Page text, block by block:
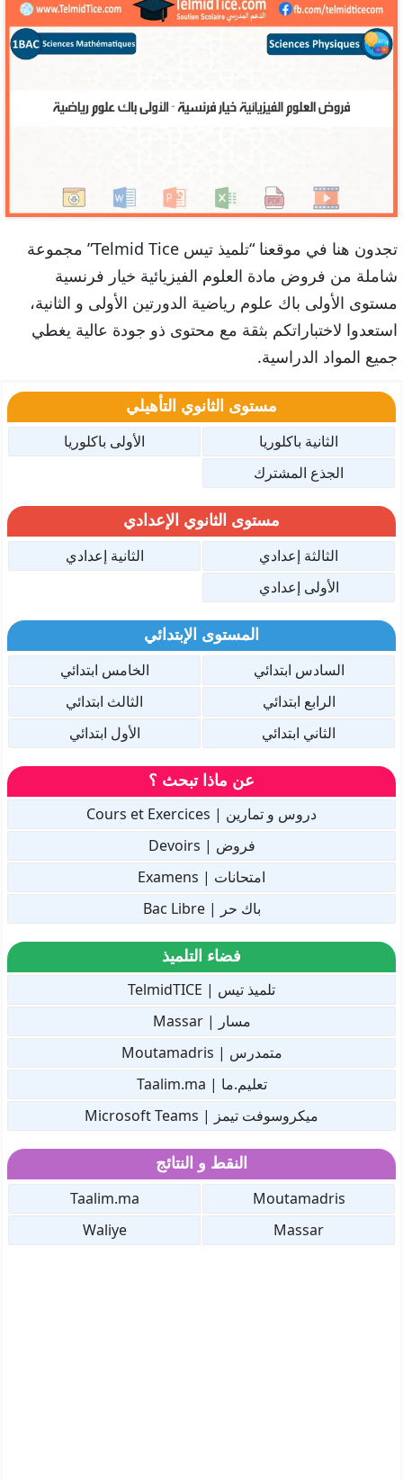
تجدون هنا في موقعنا “تلميذ تيس Telmid Tice” مجموعة
شاملة من فروض مادة العلوم الفيزيائية خيار فرنسية
مستوى الأولى باك علوم رياضية الدورتين الأولى و الثانية،
استعدوا لاختباراتكم بثقة مع محتوى ذو جودة عالية يغطي
جميع المواد الدراسية.
مستوى الثانوي التأهيلي
الثانية باكلوريا
الأولى باكلوريا
الجذع المشترك
مستوى الثانوي الإعدادي
الثالثة إعدادي
الثانية إعدادي
الأولى إعدادي
المستوى الإبتدائي
السادس ابتدائي
الخامس ابتدائي
الرابع ابتدائي
الثالث ابتدائي
الثاني ابتدائي
الأول ابتدائي
عن ماذا تبحث ؟
دروس و تمارين | Cours et Exercices
فروض | Devoirs
امتحانات | Examens
باك حر | Bac Libre
فضاء التلميذ
تلميذ تيس | TelmidTICE
مسار | Massar
متمدرس | Moutamadris
تعليم.ما | Taalim.ma
ميكروسوفت تيمز | Microsoft Teams
النقط و النتائج
Moutamadris
Taalim.ma
Massar
Waliye